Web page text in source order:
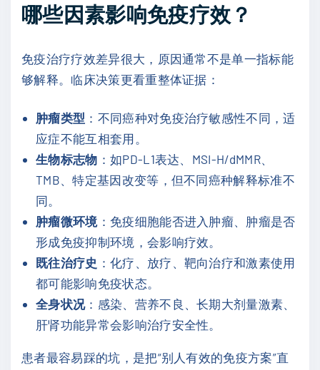
哪些因素影响免疫疗效？
免疫治疗疗效差异很大，原因通常不是单一指标能
够解释。临床决策更看重整体证据：
肿瘤类型 ：不同癌种对免疫治疗敏感性不同，适
应症不能互相套用。
生物标志物 ：如PD-L1表达、MSI-H/dMMR、
TMB、特定基因改变等，但不同癌种解释标准不
同。
肿瘤微环境：免疫细胞能否进入肿瘤、肿瘤是否
形成免疫抑制环境，会影响疗效。
既往治疗史 ：化疗、放疗、靶向治疗和激素使用
都可能影响免疫状态。
全身状况：感染、营养不良、长期大剂量激素、
肝肾功能异常会影响治疗安全性。
患者最容易踩的坑，是把“别人有效的免疫方案”直